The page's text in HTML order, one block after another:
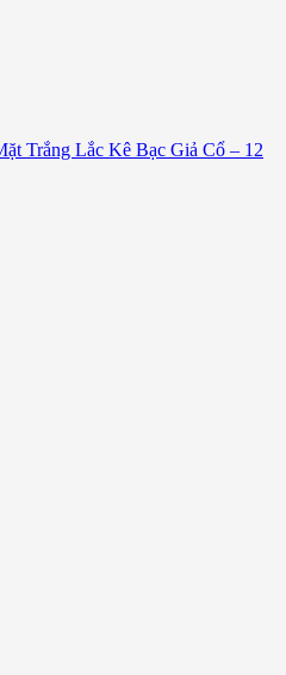
Trắng Lắc Kê Bạc Giả Cổ – 12